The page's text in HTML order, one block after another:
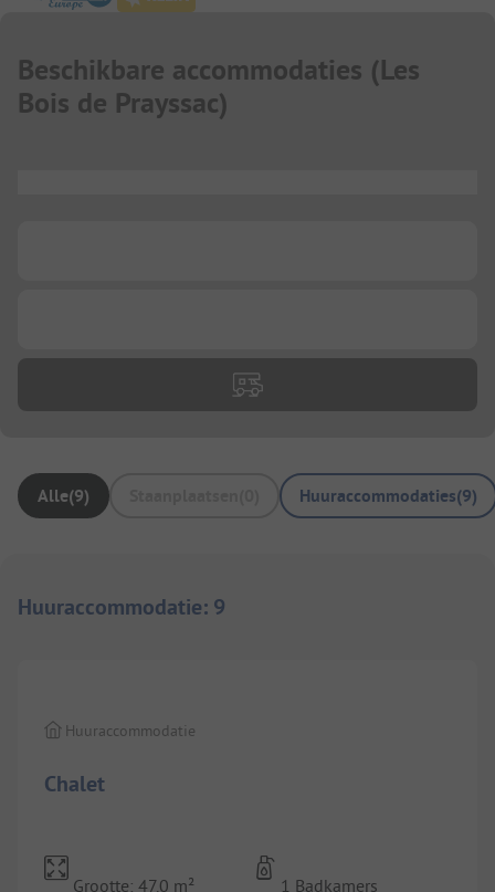
Beschikbare accommodaties (Les
Bois de Prayssac)
Alle(9) Huuraccommodaties(9)
Huuraccommodatie: 9
Chalet
Huuraccommodatie
Grootte: 47.0 m² 1 Badkamers